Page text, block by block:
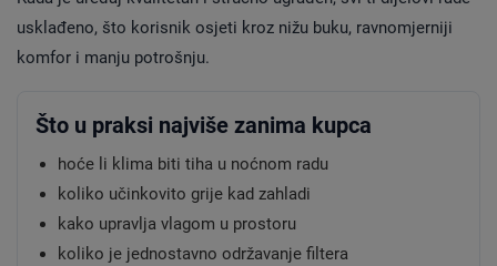
usklađeno, što korisnik osjeti kroz nižu buku, ravnomjerniji
komfor i manju potrošnju.
Što u praksi najviše zanima kupca
hoće li klima biti tiha u noćnom radu
koliko učinkovito grije kad zahladi
kako upravlja vlagom u prostoru
koliko je jednostavno održavanje filtera